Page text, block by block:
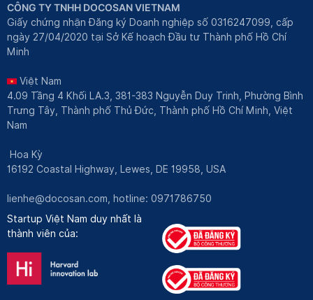
CÔNG TY TNHH DOCOSAN VIETNAM
Giấy chứng nhận Đăng ký Doanh nghiệp số 0316247099, cấp
ngày 27/04/2020 tại Sở Kế hoạch Đầu tư Thành phố Hồ Chí
Minh
Việt Nam
4.09 Tầng 4 Khối LA.3, 381-383 Nguyễn Duy Trinh, Phường Bình
Trưng Tây, Thành phố Thủ Đức, Thành phố Hồ Chí Minh, Việt
Nam
Hoa Kỳ
16192 Coastal Highway, Lewes, DE 19958, USA
lienhe@docosan.com, hotline: 0971786750
Startup Việt Nam duy nhất là
thành viên của: